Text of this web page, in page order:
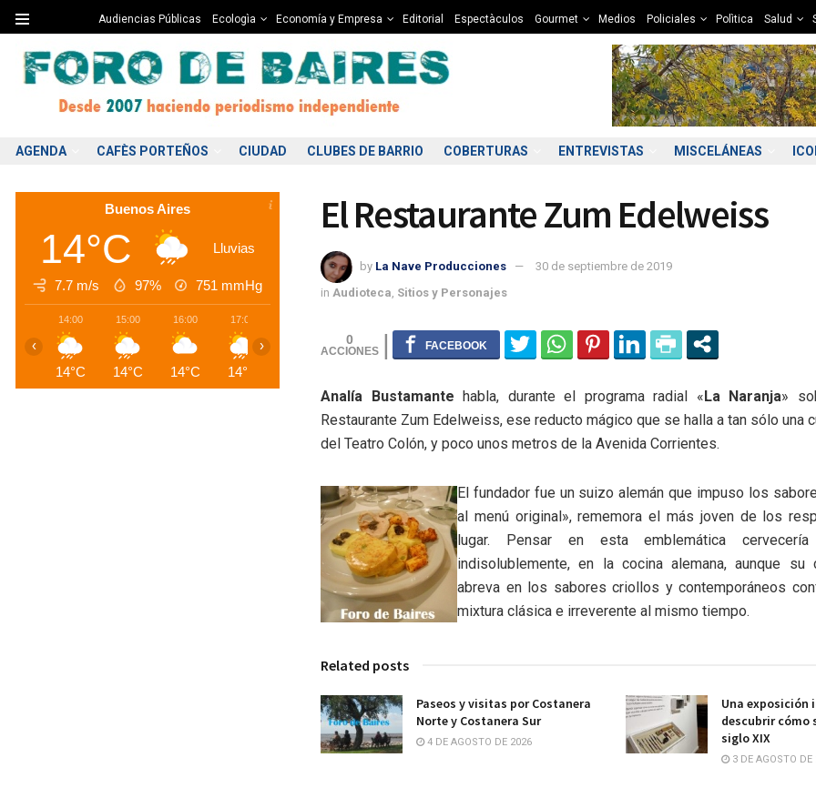
Audiencias Públicas Ecologìa Economía y Empresa Editorial Espectàculos Gourmet Medios Policiales Polìtica Salud
AGENDA CAFÈS PORTEÑOS CIUDAD CLUBES DE BARRIO COBERTURAS ENTREVISTAS MISCELÁNEAS
El Restaurante Zum Edelweiss
by La Nave Producciones
30 de septiembre de 2019
in Audioteca Sitios y Personajes
0
Analía Bustamante habla, durante el programa radial «La Naranja»
Restaurante Zum Edelweiss, ese reducto mágico que se halla a tan sólo una
del Teatro Colón, y poco unos metros de la Avenida Corrientes.
El fundador fue un suizo alemán que impuso los
al menú original», rememora el más joven de los
lugar. Pensar en esta emblemática
indisolublemente, en la cocina alemana, aunque su
abreva en los sabores criollos y contemporáneos
mixtura clásica e irreverente al mismo tiempo.
Related posts
Paseos y visitas por Costanera
Norte y Costanera Sur
4 DE AGOSTO DE 2026
Una exposición
descubrir cómo
siglo XIX
3 DE AGOSTO DE
Buenos Aires
14°C Lluvias
7.7 m/s 97% 751 mmHg
14:00
14°C
15:00
14°C
16:00
14°C
17:00
14°C
‹ ›